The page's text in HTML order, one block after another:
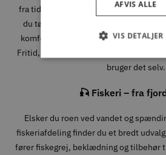
fra tidlige morgener i skoven til lange
du tøj, sko og udstyr fra velkendte
komfort går hånd i hånd. Når du
Fritid, handler du med folk, der
bruger det selv.
🎣 Fiskeri – fra
Elsker du roen ved vandet og
fiskeriafdeling finder du et bredt
fører fiskegrej, beklædning og tilbehør
AFVIS ALLE
VIS DETALJER